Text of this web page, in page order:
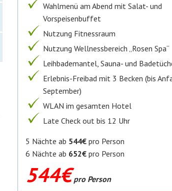
Wahlmenü am Abend mit Salat- und
Vorspeisenbuffet
Nutzung Fitnessraum
Nutzung Wellnessbereich „Rosen Spa“
Leihbademantel, Sauna- und
Erlebnis-Freibad mit 3 Becken (bis
September)
WLAN im gesamten Hotel
Late Check out bis 12 Uhr
5 Nächte ab 544€ pro Person
6 Nächte ab 652€ pro Person
544€ pro Person